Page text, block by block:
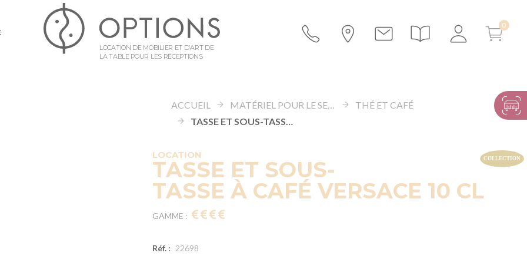
LOCATION DE MOBILIER ET D’ART DE
LA TABLE POUR LES RÉCEPTIONS
ACCUEIL MATÉRIEL POUR LE SERVICE
THÉ ET CAFÉ
TASSE ET SOUS-TASSE À CAFÉ VERSACE 10 CL
LOCATION
TASSE ET SOUS-
TASSE À CAFÉ VERSACE 10 CL
GAMME :
Réf. : 22698